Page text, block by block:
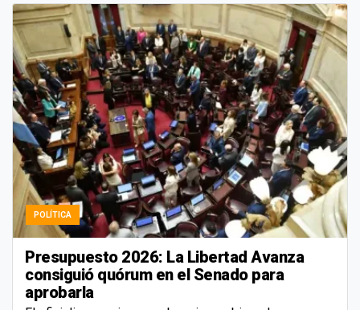
POLÍTICA
Presupuesto 2026: La Libertad Avanza
consiguió quórum en el Senado para
aprobarla